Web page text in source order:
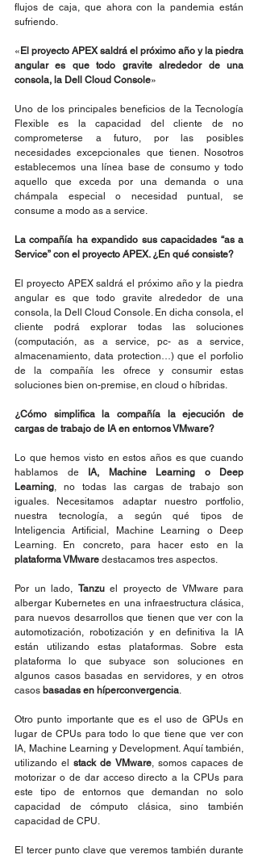
flujos de caja, que ahora con la pandemia están
sufriendo.
«El proyecto APEX saldrá el próximo año y la piedra
angular es que todo gravite alrededor de una
consola, la Dell Cloud Console»
Uno de los principales beneficios de la Tecnología
Flexible es la capacidad del cliente de no
comprometerse a futuro, por las posibles
necesidades excepcionales que tienen. Nosotros
establecemos una línea base de consumo y todo
aquello que exceda por una demanda o una
chámpala especial o necesidad puntual, se
consume a modo as a service.
La compañía ha expandido sus capacidades “as a
Service” con el proyecto APEX. ¿En qué consiste?
El proyecto APEX saldrá el próximo año y la piedra
angular es que todo gravite alrededor de una
consola, la Dell Cloud Console. En dicha consola, el
cliente podrá explorar todas las soluciones
(computación, as a service, pc- as a service,
almacenamiento, data protection…) que el porfolio
de la compañía les ofrece y consumir estas
soluciones bien on-premise, en cloud o híbridas.
¿Cómo simplifica la compañía la ejecución de
cargas de trabajo de IA en entornos VMware?
Lo que hemos visto en estos años es que cuando
hablamos de IA, Machine Learning o Deep
Learning, no todas las cargas de trabajo son
iguales. Necesitamos adaptar nuestro portfolio,
nuestra tecnología, a según qué tipos de
Inteligencia Artificial, Machine Learning o Deep
plataforma VMware destacamos tres aspectos.
Por un lado, Tanzu el proyecto de VMware para
albergar Kubernetes en una infraestructura clásica,
para nuevos desarrollos que tienen que ver con la
automotización, robotización y en definitiva la IA
están utilizando estas plataformas. Sobre esta
plataforma lo que subyace son soluciones en
algunos casos basadas en servidores, y en otros
casos basadas en híperconvergencia.
Otro punto importante que es el uso de GPUs en
lugar de CPUs para todo lo que tiene que ver con
IA, Machine Learning y Development. Aquí también,
utilizando el stack de VMware, somos capaces de
motorizar o de dar acceso directo a la CPUs para
este tipo de entornos que demandan no solo
capacidad de cómputo clásica, sino también
capacidad de CPU.
El tercer punto clave que veremos también durante